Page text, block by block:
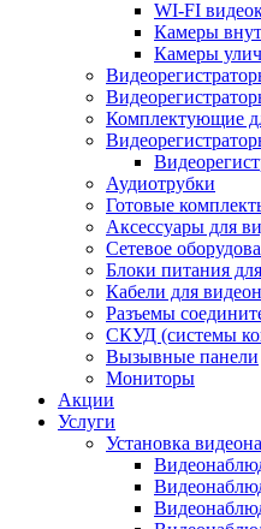
WI-FI
Камеры
Камеры
Комплектующие
Аудиотрубки
Готовые
Аксессуары для
Сетевое
Блоки питания
Кабели для
Разъемы
СКУД (системы
Вызывные панели
Мониторы
Акции
Услуги
Установка